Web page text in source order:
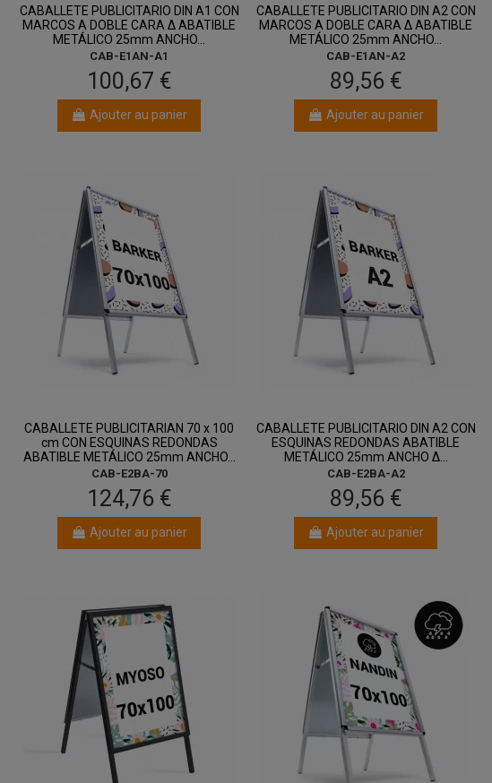
CABALLETE PUBLICITARIO DIN A1 CON
MARCOS A DOBLE CARA Δ ABATIBLE
METÁLICO 25mm ANCHO...
CAB-E1AN-A1
100,67 €
Ajouter au panier
CABALLETE PUBLICITARIO DIN A2 CON
MARCOS A DOBLE CARA Δ ABATIBLE
METÁLICO 25mm ANCHO...
CAB-E1AN-A2
89,56 €
Ajouter au panier
CABALLETE PUBLICITARIAN 70 x 100
cm CON ESQUINAS REDONDAS
ABATIBLE METÁLICO 25mm ANCHO...
CAB-E2BA-70
124,76 €
Ajouter au panier
CABALLETE PUBLICITARIO DIN A2 CON
ESQUINAS REDONDAS ABATIBLE
METÁLICO 25mm ANCHO Δ...
CAB-E2BA-A2
89,56 €
Ajouter au panier